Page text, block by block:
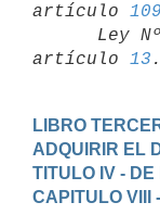
artículo 109
artículo 13
LIBRO
ADQUIRIR EL
TITULO IV -
CAPITULO VIII